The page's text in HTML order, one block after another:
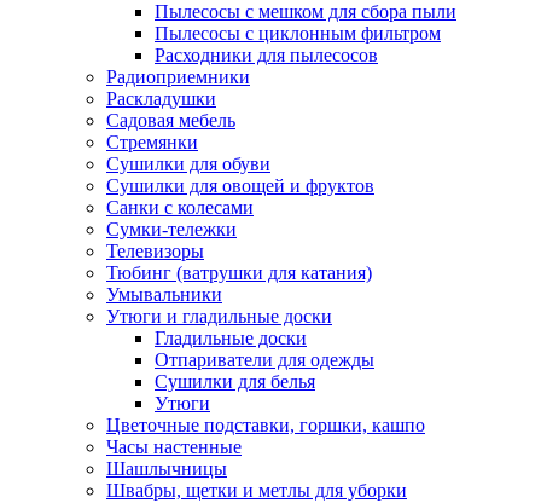
Пылесосы с мешком для сбора пыли
Пылесосы с циклонным фильтром
Расходники для пылесосов
Радиоприемники
Раскладушки
Садовая мебель
Стремянки
Сушилки для обуви
Сушилки для овощей и фруктов
Санки с колесами
Сумки-тележки
Телевизоры
Тюбинг (ватрушки для катания)
Умывальники
Утюги и гладильные доски
Гладильные доски
Отпариватели для одежды
Сушилки для белья
Утюги
Цветочные подставки, горшки, кашпо
Часы настенные
Шашлычницы
Швабры, щетки и метлы для уборки